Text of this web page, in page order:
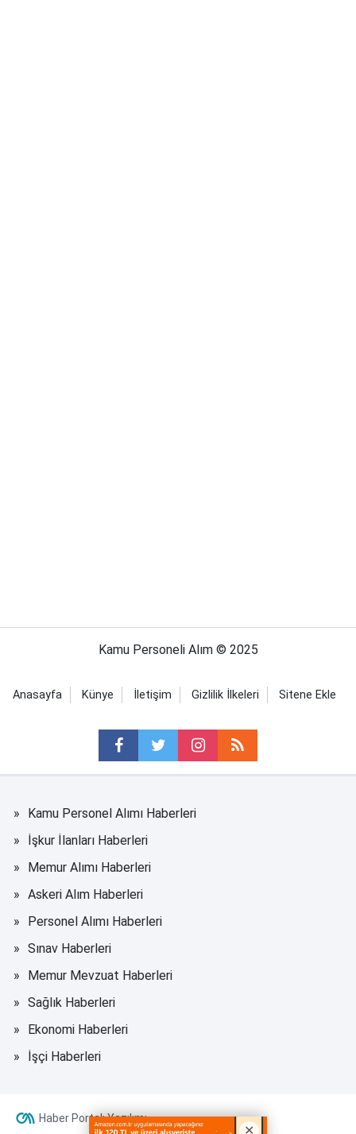
Kamu Personeli Alım © 2025
Anasayfa Künye İletişim Gizlilik İlkeleri Sitene Ekle
Kamu Personel Alımı Haberleri
İşkur İlanları Haberleri
Memur Alımı Haberleri
Askeri Alım Haberleri
Personel Alımı Haberleri
Sınav Haberleri
Memur Mevzuat Haberleri
Sağlık Haberleri
Ekonomi Haberleri
İşçi Haberleri
Haber Portalı Yazılımı